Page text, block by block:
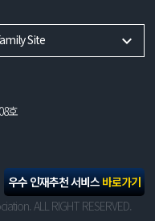
우수 인재추천 서비스바로가기
Site
호
ALL RIGHT RESERVED.